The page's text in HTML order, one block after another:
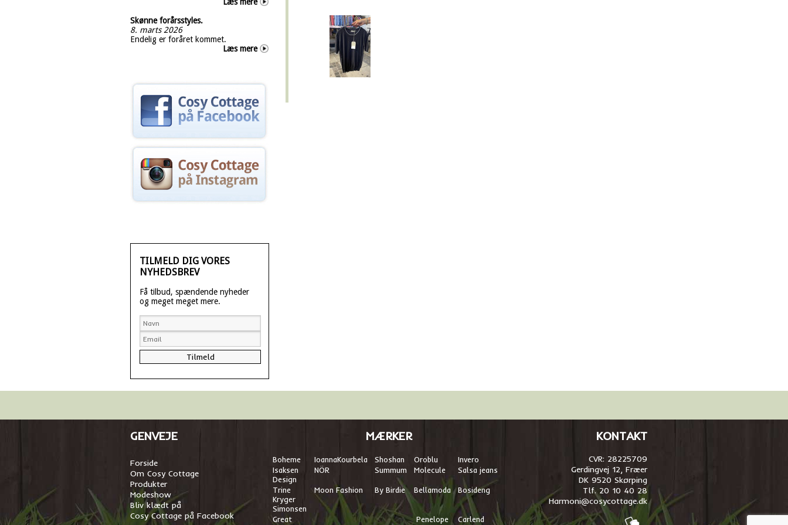
Skønne forårsstyles.
8. marts 2026
Endelig er foråret kommet.
Læs mere
TILMELD DIG VORES
NYHEDSBREV
Få tilbud, spændende nyheder
og meget meget mere.
GENVEJE
Forside
Om Cosy Cottage
Produkter
Modeshow
Bliv klædt på
Cosy Cottage på Facebook
MÆRKER
Boheme IoannaKourbela Shoshan Oroblu
Invero
Isaksen
Design
NÖR Summum Molecule Salsa jeans
Trine
Kryger
Simonsen
Moon Fashion By Birdie Bellamoda Bosideng
Great
Penelope
Carlend
KONTAKT
CVR: 28225709
Gerdingvej 12, Fræer
DK 9520 Skørping
Tlf. 20 10 40 28
Harmoni@cosycottage.dk